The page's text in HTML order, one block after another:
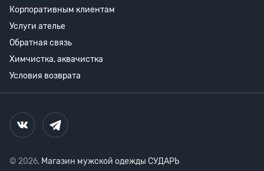
Корпоративным клиентам
Услуги ателье
Обратная связь
Химчистка, аквачистка
Условия возврата
© 2026, Магазин мужской одежды СУДАРЬ